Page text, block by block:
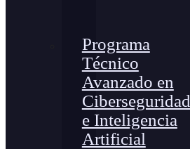
Programa
Técnico
Avanzado en
Ciberseguridad
e Inteligencia
Artificial